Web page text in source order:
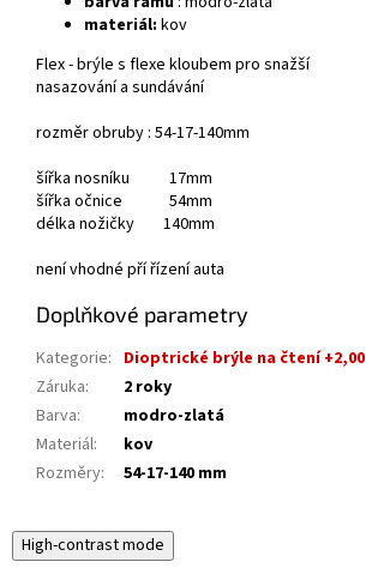
materiál: kov
Flex - brýle s flexe kloubem pro snažší
nasazování a sundávání
rozměr obruby : 54-17-140mm
šířka nosníku 17mm
šířka očnice 54mm
délka nožičky 140mm
není vhodné pří řízení auta
Doplňkové parametry
Kategorie: Dioptrické brýle na čtení +2,00
Záruka:
2 roky
Barva:
modro-zlatá
Materiál:
kov
Rozměry: 54-17-140 mm
High-contrast mode